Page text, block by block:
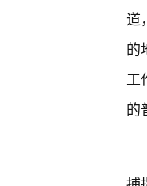
道
的
工
的